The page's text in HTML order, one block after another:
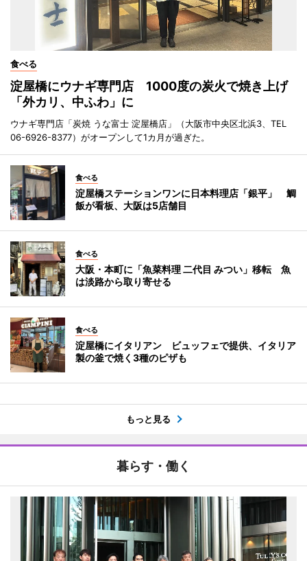
食べる
淀屋橋にウナギ専門店 1000度の炭火で焼き上げ
「外カリ、中ふわ」に
ウナギ専門店「炭焼 うな富士 淀屋橋店」（大阪市中央区北浜3、TEL
06-6926-8377）がオープンして1カ月が過ぎた。
食べる
淀屋橋ステーションワンに日本料理店「銀平」 鯛
飯が看板、大阪は5店舗目
食べる
大阪・本町に「魚菜料理 二代目 みつい」移転 魚
は淡路から取り寄せる
食べる
淀屋橋にイタリアン ビュッフェで提供、イタリア
製の釜で焼く3種のピザも
もっと見る
暮らす・働く